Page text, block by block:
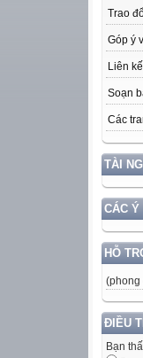
Trao
Góp ý
Liên
Soạn
Các
TÀI
CÁC Ý
HỖ
(phong
ĐIỀU
Bạn